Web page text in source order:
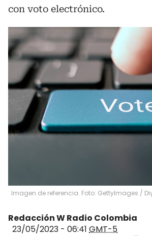
con voto electrónico.
Imagen de referencia. Foto: GettyImages /
Redacción W Radio Colombia
23/05/2023 - 06:41 GMT-5